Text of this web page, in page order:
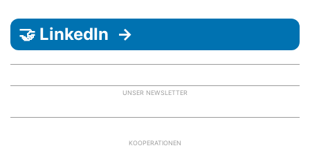
🤝 LinkedIn →
UNSER NEWSLETTER
KOOPERATIONEN